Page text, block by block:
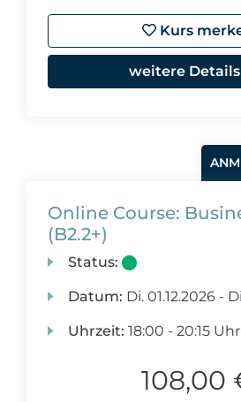
Kurs
weitere Details
Online Course:
(B2.2+)
Status:
Datum: Di. 01.12.2026 -
Uhrzeit: 18:00 - 20:15 Uhr
108,00